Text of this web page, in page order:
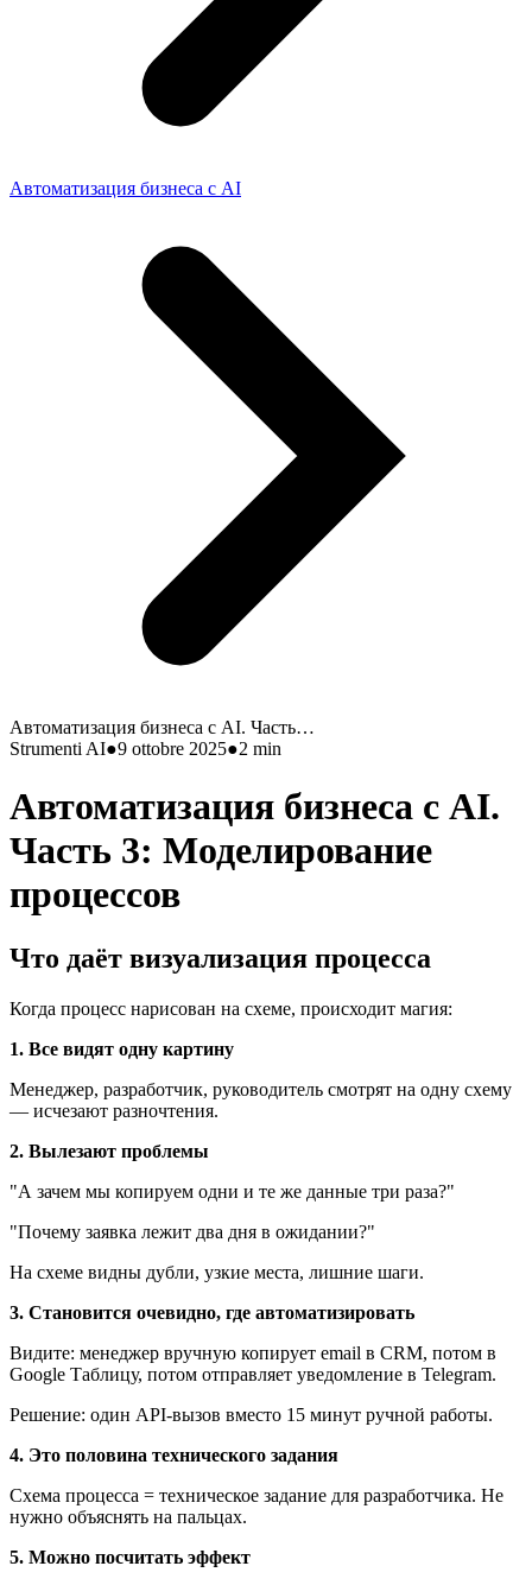
Автоматизация бизнеса с AI
Автоматизация бизнеса с AI. Часть…
Strumenti AI●9 ottobre 2025●2 min
Автоматизация бизнеса с AI.
Часть 3: Моделирование
процессов
Что даёт визуализация процесса
Когда процесс нарисован на схеме, происходит магия:
1. Все видят одну картину
Менеджер, разработчик, руководитель смотрят на одну схему
— исчезают разночтения.
2. Вылезают проблемы
"А зачем мы копируем одни и те же данные три раза?"
"Почему заявка лежит два дня в ожидании?"
На схеме видны дубли, узкие места, лишние шаги.
3. Становится очевидно, где автоматизировать
Видите: менеджер вручную копирует email в CRM, потом в
Google Таблицу, потом отправляет уведомление в Telegram.
Решение: один API-вызов вместо 15 минут ручной работы.
4. Это половина технического задания
Схема процесса = техническое задание для разработчика. Не
нужно объяснять на пальцах.
5. Можно посчитать эффект